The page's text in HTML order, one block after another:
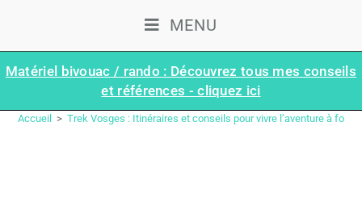
MENU
Matériel bivouac / rando : Découvrez tous mes conseils
et références - cliquez ici
Accueil > Trek Vosges : Itinéraires et conseils pour vivre l’aventure à fond